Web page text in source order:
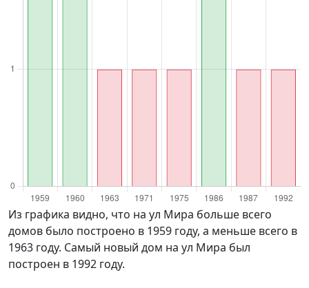
Из графика видно, что на ул Мира больше всего
домов было построено в 1959 году, а меньше всего в
1963 году. Самый новый дом на ул Мира был
построен в 1992 году.